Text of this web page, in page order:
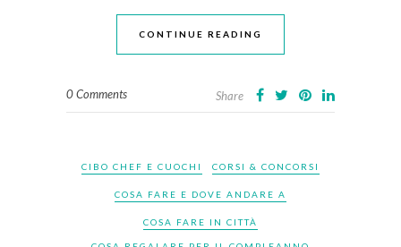
CONTINUE READING
0 Comments Share
CIBO CHEF E CUOCHI CORSI & CONCORSI
COSA FARE E DOVE ANDARE A
COSA FARE IN CITTÀ